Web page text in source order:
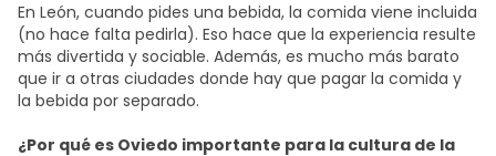
En León, cuando pides una bebida, la comida viene incluida
(no hace falta pedirla). Eso hace que la experiencia resulte
más divertida y sociable. Además, es mucho más barato
que ir a otras ciudades donde hay que pagar la comida y
la bebida por separado.
¿Por qué es Oviedo importante para la cultura de la